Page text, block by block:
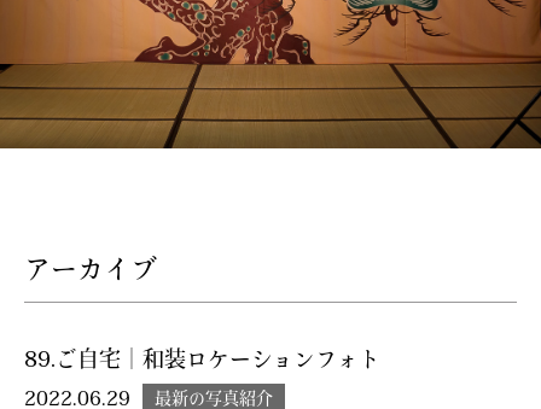
アーカイブ
89.ご自宅｜和装ロケーションフォト
2022.06.29 最新の写真紹介